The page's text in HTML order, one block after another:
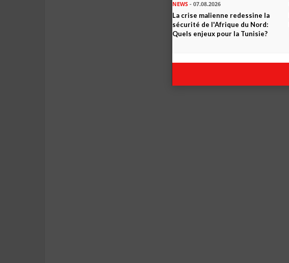
NEWS - 07.08.2026
La crise malienne redessine la
sécurité de l'Afrique du Nord:
Quels enjeux pour la Tunisie?